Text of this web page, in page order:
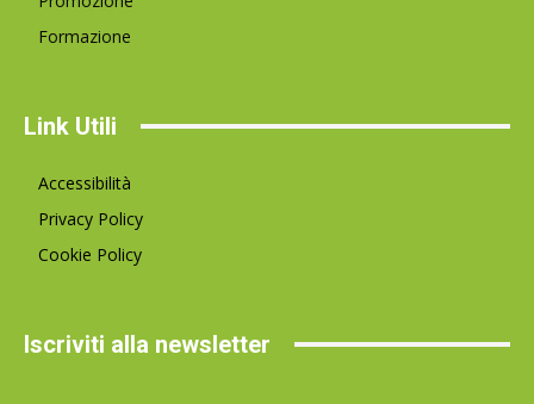
Formazione
Link Utili
Accessibilità
Privacy Policy
Cookie Policy
Iscriviti alla newsletter